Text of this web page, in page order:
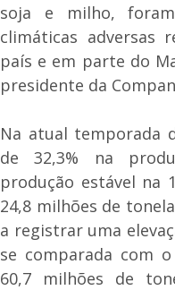
soja e milho,
climáticas adversas
país e em parte do
presidente da
Na atual temporada
de 32,3% na
produção estável na
24,8 milhões de
a registrar uma
se comparada com
60,7 milhões de